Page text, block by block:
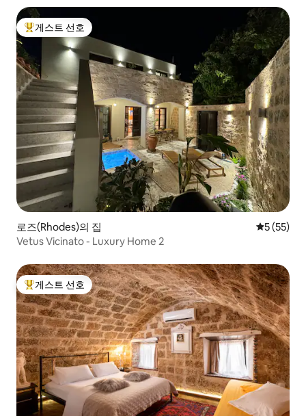
상위 게스트 선호
게스트 선호
로즈(Rhodes)의 집 평점 5점
5 (55)
Vetus Vicinato - Luxury Home 2
상위 게스트 선호
게스트 선호